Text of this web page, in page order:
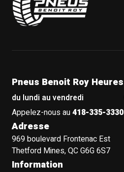
Pneus Benoit Roy Heures
du lundi au vendredi
Appelez-nous au418-335-3330
Adresse
969 boulevard Frontenac Est
Thetford Mines, QC G6G 6S7
Information